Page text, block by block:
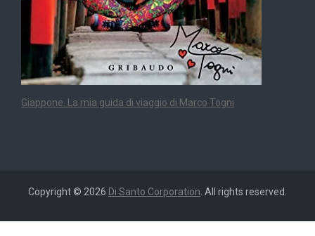
Giappone. La mia guida di viaggio di Marco Togni
Copyright © 2026 Di Santo Corporation . All rights reserved.